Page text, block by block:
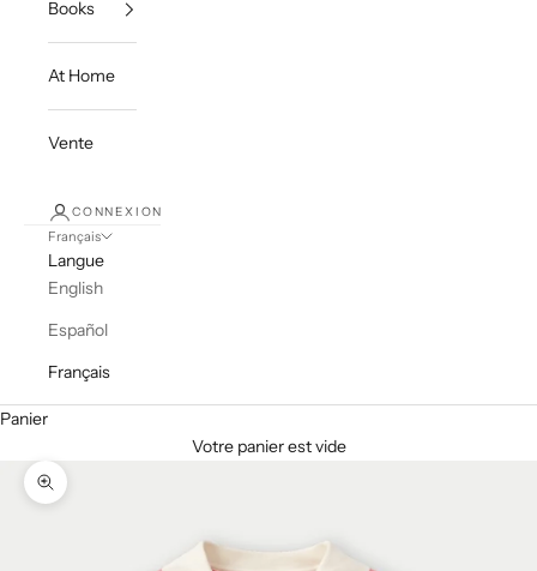
Books
At Home
Vente
CONNEXION
Français
Langue
English
Español
Français
Panier
Votre panier est vide
Zoomer sur l'image